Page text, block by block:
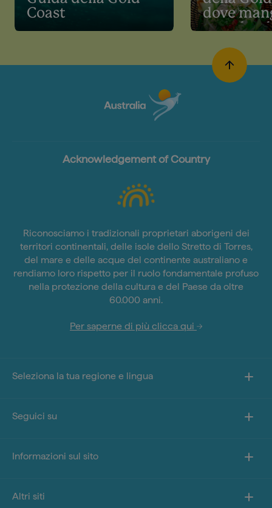
Coast
dove
Acknowledgement of Country
Riconosciamo i tradizionali proprietari aborigeni dei
territori continentali, delle isole dello Stretto di Torres,
del mare e delle acque del continente australiano e
rendiamo loro rispetto per il ruolo fondamentale profuso
nella protezione della cultura e del Paese da oltre
60.000 anni.
Per saperne di più clicca qui
Seleziona la tua regione e lingua
Seguici su
Informazioni sul sito
Altri siti